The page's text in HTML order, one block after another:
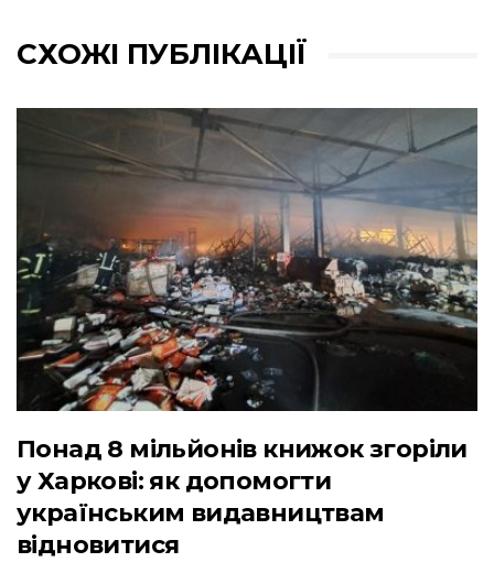
СХОЖІ ПУБЛІКАЦІЇ
Понад 8 мільйонів книжок згоріли
у Харкові: як допомогти
українським видавництвам
відновитися